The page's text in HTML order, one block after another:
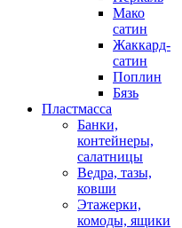
Мако
сатин
Жаккард-
сатин
Поплин
Бязь
Пластмасса
Банки,
контейнеры,
салатницы
Ведра, тазы,
ковши
Этажерки,
комоды, ящики